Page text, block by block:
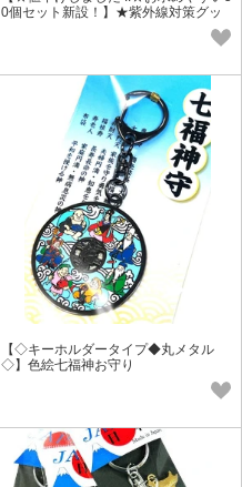
0個セット新設！】★紫外線対策グッ
【◇キーホルダータイプ◆丸メタル
◇】色絵七福神お守り